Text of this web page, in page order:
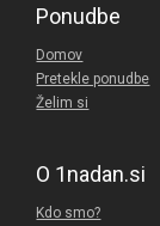
Ponudbe
Domov
Pretekle ponudbe
Želim si
O 1nadan.si
Kdo smo?